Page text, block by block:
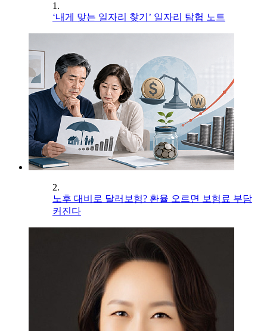
1.
‘내게 맞는 일자리 찾기’ 일자리 탐험 노트
2.
노후 대비로 달러보험? 환율 오르면 보험료 부담
커진다